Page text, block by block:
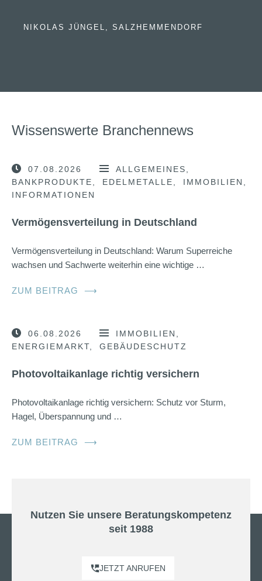
NIKOLAS JÜNGEL, SALZHEMMENDORF
Wissenswerte Branchennews
07.08.2026
ALLGEMEINES
BANKPRODUKTE
EDELMETALLE
IMMOBILIEN
INFORMATIONEN
Vermögensverteilung in Deutschland
Vermögensverteilung in Deutschland: Warum Superreiche
wachsen und Sachwerte weiterhin eine wichtige …
ZUM BEITRAG ⟶
06.08.2026
IMMOBILIEN
ENERGIEMARKT
GEBÄUDESCHUTZ
Photovoltaikanlage richtig versichern
Photovoltaikanlage richtig versichern: Schutz vor Sturm,
Hagel, Überspannung und …
ZUM BEITRAG ⟶
Nutzen Sie unsere Beratungskompetenz
seit 1988
JETZT ANRUFEN